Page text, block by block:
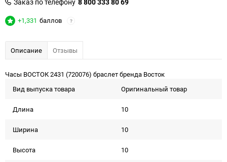
+1,331 баллов ?
Описание Отзывы
Часы ВОСТОК 2431 (720076) браслет бренда Восток
Вид выпуска товара
Оригинальный товар
Длина 10
Ширина 10
Высота 10